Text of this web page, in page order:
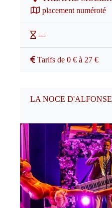
placement numéroté
---
Tarifs de 0 € à 27 €
LA NOCE D'ALFONSE